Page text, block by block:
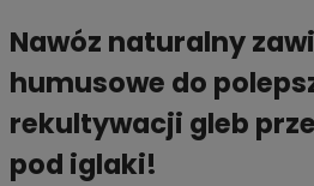
Nawóz naturalny
humusowe do
rekultywacji gleb
pod iglaki!